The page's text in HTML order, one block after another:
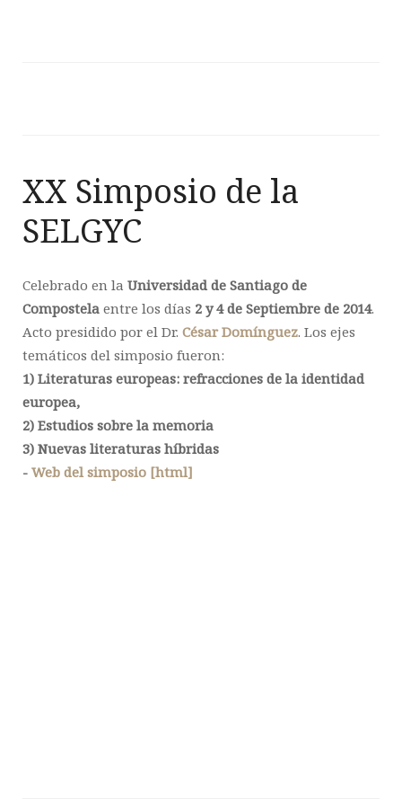
XX Simposio de la
SELGYC
Celebrado en la Universidad de Santiago de
Compostela entre los días 2 y 4 de Septiembre de 2014.
Acto presidido por el Dr. César Domínguez. Los ejes
temáticos del simposio fueron:
1) Literaturas europeas: refracciones de la identidad
europea,
2) Estudios sobre la memoria
3) Nuevas literaturas híbridas
- Web del simposio [html]